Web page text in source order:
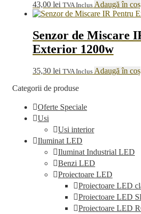
43,00 lei TVA Inclus Adaugă în coș
Senzor de Miscare
Exterior 1200w
35,30 lei TVA Inclus Adaugă în coș
Categorii de produse
Oferte Speciale
Usi
Usi interior
Iluminat LED
Iluminat Industrial LED
Benzi LED
Proiectoare LED
Proiectoare LED
Proiectoare LED
Proiectoare LED